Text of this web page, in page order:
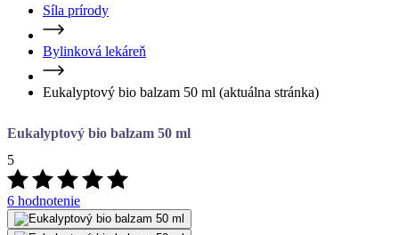
Síla prírody
Bylinková lekáreň
Eukalyptový bio balzam 50 ml (aktuálna stránka)
Eukalyptový bio balzam 50 ml
5
6 hodnotenie